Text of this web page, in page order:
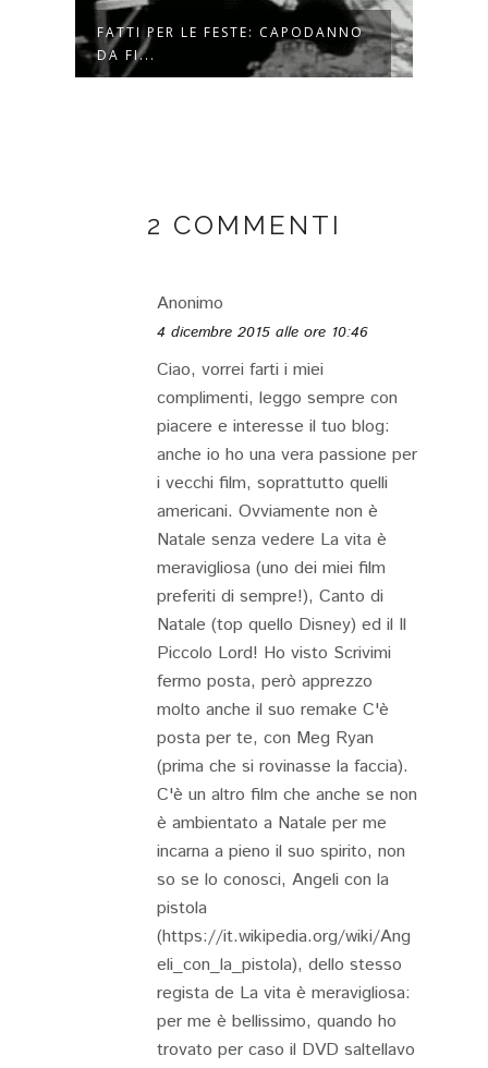
FATTI PER LE FESTE: CAPODANNO
DA FI...
2 COMMENTI
Anonimo
4 dicembre 2015 alle ore 10:46
Ciao, vorrei farti i miei
complimenti, leggo sempre con
piacere e interesse il tuo blog:
anche io ho una vera passione per
i vecchi film, soprattutto quelli
americani. Ovviamente non è
Natale senza vedere La vita è
meravigliosa (uno dei miei film
preferiti di sempre!), Canto di
Natale (top quello Disney) ed il Il
Piccolo Lord! Ho visto Scrivimi
fermo posta, però apprezzo
molto anche il suo remake C'è
posta per te, con Meg Ryan
(prima che si rovinasse la faccia).
C'è un altro film che anche se non
è ambientato a Natale per me
incarna a pieno il suo spirito, non
so se lo conosci, Angeli con la
pistola
(https://it.wikipedia.org/wiki/Ang
eli_con_la_pistola), dello stesso
regista de La vita è meravigliosa:
per me è bellissimo, quando ho
trovato per caso il DVD saltellavo